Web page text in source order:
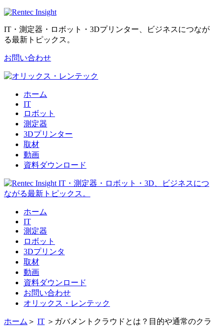
IT・測定器・ロボット・3Dプリンター、ビジネスにつなが
る最新トピックス。
お問い合わせ
ホーム
IT
ロボット
測定器
3Dプリンター
取材
動画
資料ダウンロード
ホーム
IT
測定器
ロボット
3Dプリンタ
取材
動画
資料ダウンロード
お問い合わせ
オリックス・レンテック
ホーム ＞ IT ＞ ガバメントクラウドとは？目的や通常のクラ